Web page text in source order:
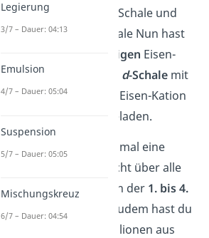
ab, zwei aus seiner
-Schale und
eins aus seiner
-Schale Nun hast
dreiwertigen Eisen-
Kation eine
d-Schalemit
fünf Elektronen
. Das Eisen-Kation
ist dreifach positiv geladen.
Du hast hier noch einmal eine
Übersicht über alle
wichtigen Metallionen der 1. bis 4.
Hauptgruppe (HG)
. Zudem hast du
die wichtigsten Metallionen aus
Legierung
3/7 – Dauer: 04:13
Emulsion
4/7 – Dauer: 05:04
Suspension
5/7 – Dauer: 05:05
Mischungskreuz
6/7 – Dauer: 04:54